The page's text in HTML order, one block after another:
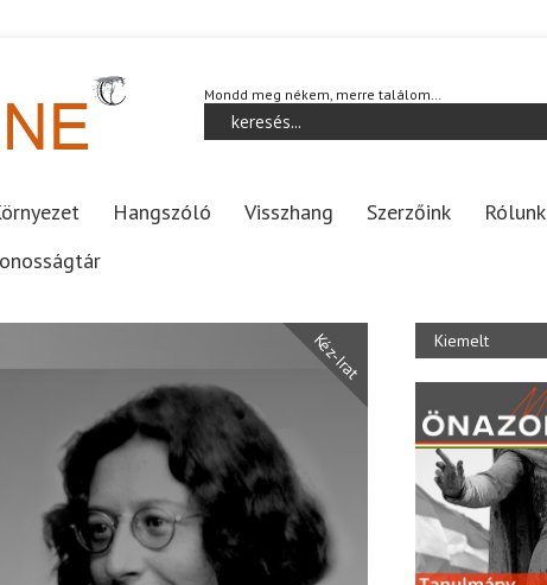
Mondd meg nékem, merre találom…
Hangszóló Visszhang Szerzőink Rólunk
Kéz-Irat Kiemelt